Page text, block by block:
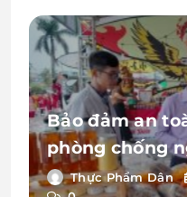
Bảo đảm an
phòng chống
và bệnh
Thực Phẩm Dân